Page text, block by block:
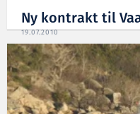
Ny kontrakt til
19.07.2010